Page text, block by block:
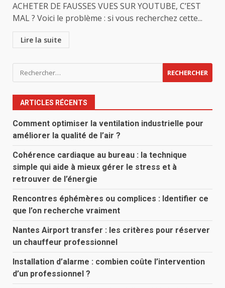
ACHETER DE FAUSSES VUES SUR YOUTUBE, C’EST
MAL ? Voici le problème : si vous recherchez cette...
Lire la suite
Rechercher :
ARTICLES RÉCENTS
Comment optimiser la ventilation industrielle pour
améliorer la qualité de l’air ?
Cohérence cardiaque au bureau : la technique
simple qui aide à mieux gérer le stress et à
retrouver de l’énergie
Rencontres éphémères ou complices : Identifier ce
que l’on recherche vraiment
Nantes Airport transfer : les critères pour réserver
un chauffeur professionnel
Installation d’alarme : combien coûte l’intervention
d’un professionnel ?